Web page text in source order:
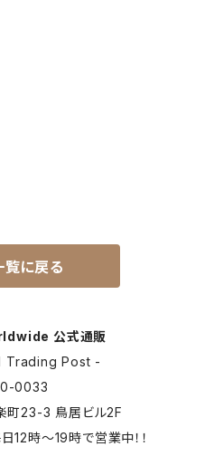
覧に戻る
公式通販
Trading Post -
0033
町23-3 鳥居ビル2F
12時〜19時で営業中！！